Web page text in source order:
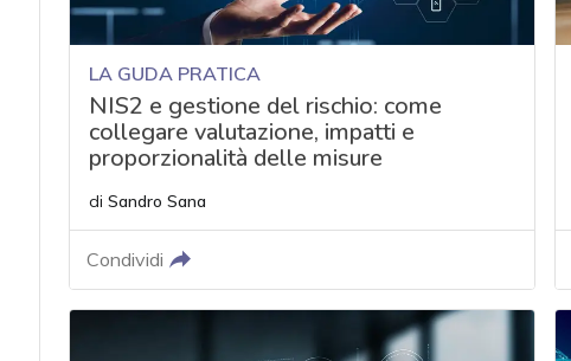
LA GUDA PRATICA
NIS2 e gestione del rischio: come
collegare valutazione, impatti e
proporzionalità delle misure
di Sandro Sana
Condividi